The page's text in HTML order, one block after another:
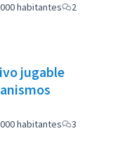
habitantes
2
jugable
habitantes
3